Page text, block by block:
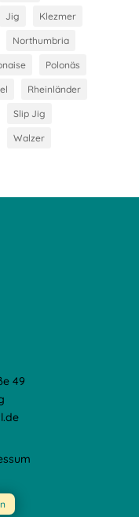
Jig Klezmer
Northumbria
Polonäs
Rheinländer
Slip Jig
Walzer
49